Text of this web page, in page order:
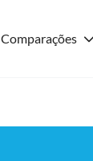
Comparações